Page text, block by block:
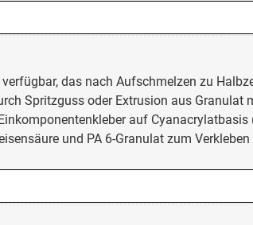
das nach Aufschmelzen zu
Spritzguss oder Extrusion aus
auf
und PA 6-Granulat zum Verkleben